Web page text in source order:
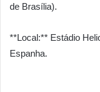
de Brasília).
**Local:** Estádio
Espanha.